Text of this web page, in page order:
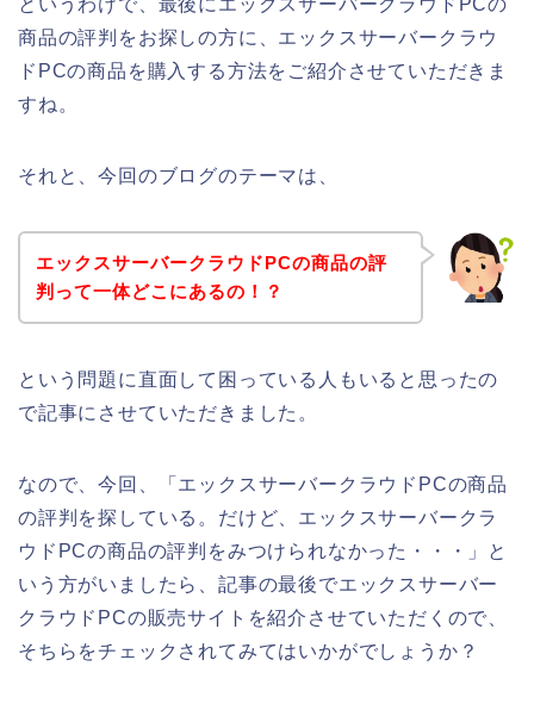
というわけで、最後にエックスサーバークラウドPCの
商品の評判をお探しの方に、エックスサーバークラウ
ドPCの商品を購入する方法をご紹介させていただきま
すね。
それと、今回のブログのテーマは、
エックスサーバークラウドPCの商品の評
判って一体どこにあるの！？
という問題に直面して困っている人もいると思ったの
で記事にさせていただきました。
なので、今回、「エックスサーバークラウドPCの商品
の評判を探している。だけど、エックスサーバークラ
ウドPCの商品の評判をみつけられなかった・・・」と
いう方がいましたら、記事の最後でエックスサーバー
クラウドPCの販売サイトを紹介させていただくので、
そちらをチェックされてみてはいかがでしょうか？